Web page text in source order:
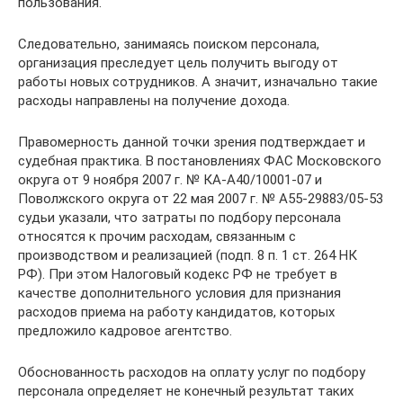
Следовательно, занимаясь поиском персонала,
организация преследует цель получить выгоду от
работы новых сотрудников. А значит, изначально такие
расходы направлены на получение дохода.
Правомерность данной точки зрения подтверждает и
судебная практика. В постановлениях ФАС Московского
округа от 9 ноября 2007 г. № КА-А40/10001-07 и
Поволжского округа от 22 мая 2007 г. № А55-29883/05-53
судьи указали, что затраты по подбору персонала
относятся к прочим расходам, связанным с
производством и реализацией (подп. 8 п. 1 ст. 264 НК
РФ). При этом Налоговый кодекс РФ не требует в
качестве дополнительного условия для признания
расходов приема на работу кандидатов, которых
предложило кадровое агентство.
Обоснованность расходов на оплату услуг по подбору
персонала определяет не конечный результат таких